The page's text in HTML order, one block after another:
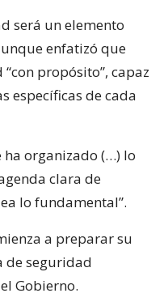
será un elemento
enfatizó que
propósito”, capaz
específicas de cada
ha organizado (…) lo
clara de
lo fundamental”.
a preparar su
de seguridad
Gobierno.